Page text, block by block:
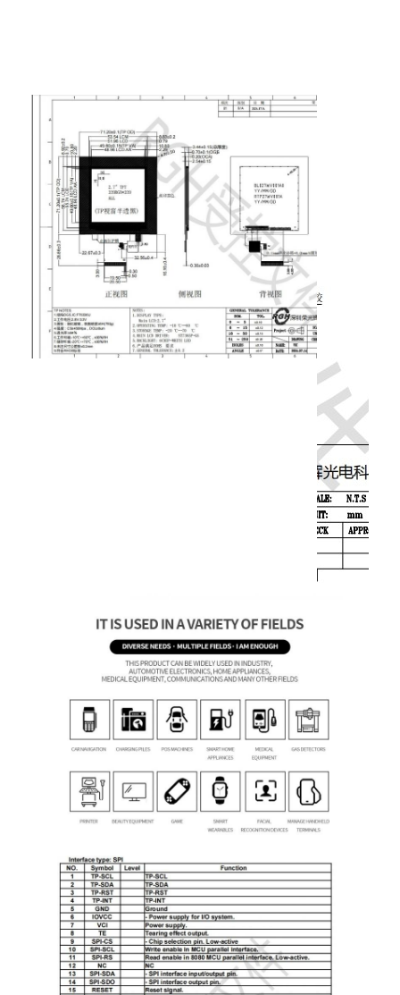
품질 관리
저희와 연락
뉴스
사례
견적 요청
TFT LCD 디스플레이
TF TFT LCD 디스플레이
RF TFT LCD 디스플레이
산업적 LCD 모니터
아몰레드 디스플레이